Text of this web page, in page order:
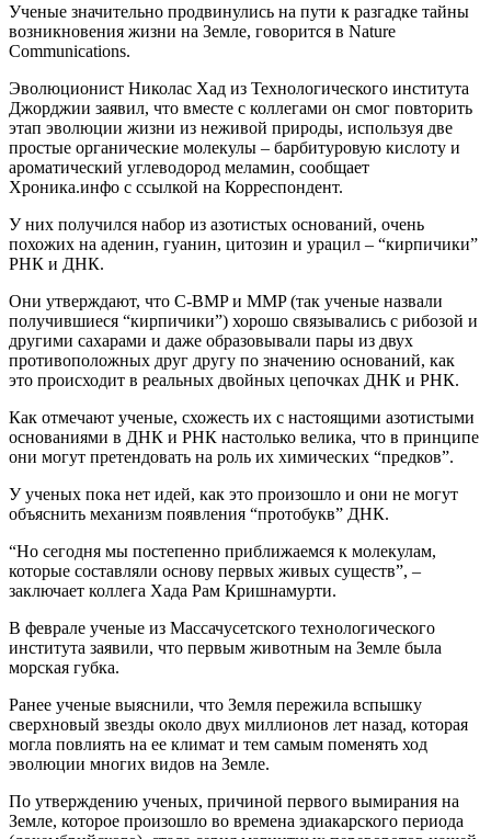
Ученые значительно продвинулись на пути к разгадке тайны
возникновения жизни на Земле, говорится в Nature
Communications.
Эволюционист Николас Хад из Технологического института
Джорджии заявил, что вместе с коллегами он смог повторить
этап эволюции жизни из неживой природы, используя две
простые органические молекулы – барбитуровую кислоту и
ароматический углеводород меламин, сообщает
Хроника.инфо с ссылкой на Корреспондент.
У них получился набор из азотистых оснований, очень
похожих на аденин, гуанин, цитозин и урацил – “кирпичики”
РНК и ДНК.
Они утверждают, что C-BMP и MMP (так ученые назвали
получившиеся “кирпичики”) хорошо связывались с рибозой и
другими сахарами и даже образовывали пары из двух
противоположных друг другу по значению оснований, как
это происходит в реальных двойных цепочках ДНК и РНК.
Как отмечают ученые, схожесть их с настоящими азотистыми
основаниями в ДНК и РНК настолько велика, что в принципе
они могут претендовать на роль их химических “предков”.
У ученых пока нет идей, как это произошло и они не могут
объяснить механизм появления “протобукв” ДНК.
“Но сегодня мы постепенно приближаемся к молекулам,
которые составляли основу первых живых существ”, –
заключает коллега Хада Рам Кришнамурти.
В феврале ученые из Массачусетского технологического
института заявили, что первым животным на Земле была
морская губка.
Ранее ученые выяснили, что Земля пережила вспышку
сверхновый звезды около двух миллионов лет назад, которая
могла повлиять на ее климат и тем самым поменять ход
эволюции многих видов на Земле.
По утверждению ученых, причиной первого вымирания на
Земле, которое произошло во времена эдиакарского периода